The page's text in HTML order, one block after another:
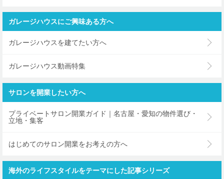
ガレージハウスにご興味ある方へ
ガレージハウスを建てたい方へ
ガレージハウス動画特集
サロンを開業したい方へ
プライベートサロン開業ガイド｜名古屋・愛知の物件選び・
立地・集客
はじめてのサロン開業をお考えの方へ
海外のライフスタイルをテーマにした記事シリーズ